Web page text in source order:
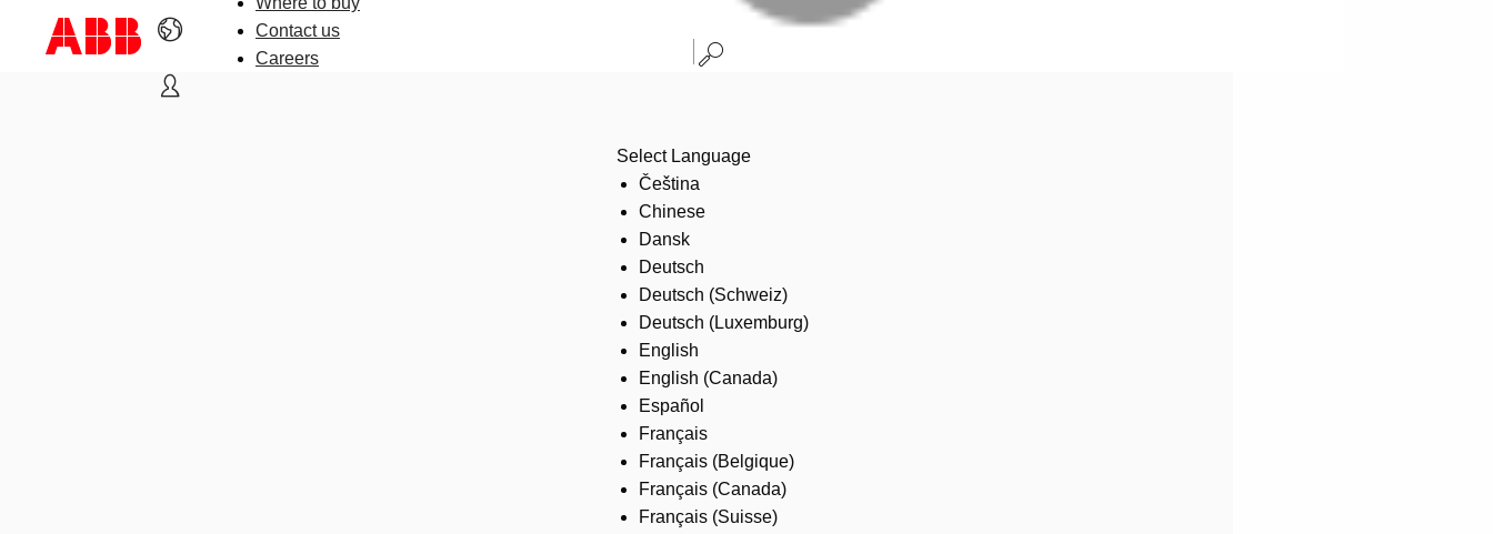
Contact us
Careers
Select Language
Čeština
Chinese
Dansk
Deutsch
Deutsch (Schweiz)
Deutsch (Luxemburg)
English
English (Canada)
Español
Français
Français (Belgique)
Français (Canada)
Français (Suisse)